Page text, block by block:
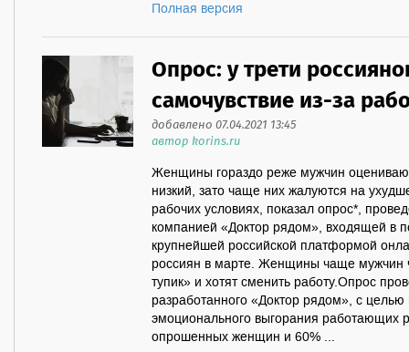
Полная версия
Опрос: у трети
самочувствие из-за
добавлено 07.04.2021 13:45
автор korins.ru
Женщины гораздо реже мужчин
низкий, зато чаще них жалуются на
рабочих условиях, показал опрос*,
компанией «Доктор рядом», входящей в
крупнейшей российской платформой
россиян в марте. Женщины чаще мужчин
тупик» и хотят сменить работу.Опрос
разработанного «Доктор рядом», с
эмоционального выгорания работающих
опрошенных женщин и 60% ...